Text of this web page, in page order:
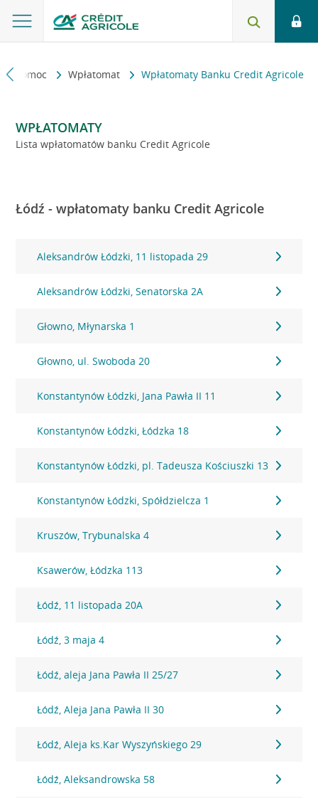
i pomoc Wpłatomat Wpłatomaty Banku Credit Agricole
WPŁATOMATY
Lista wpłatomatów banku Credit Agricole
Łódź - wpłatomaty banku Credit Agricole
Aleksandrów Łódzki, 11 listopada 29
Aleksandrów Łódzki, Senatorska 2A
Głowno, Młynarska 1
Głowno, ul. Swoboda 20
Konstantynów Łódzki, Jana Pawła II 11
Konstantynów Łódzki, Łódzka 18
Konstantynów Łódzki, pl. Tadeusza Kościuszki 13
Konstantynów Łódzki, Spółdzielcza 1
Kruszów, Trybunalska 4
Ksawerów, Łódzka 113
Łódź, 11 listopada 20A
Łódź, 3 maja 4
Łódź, aleja Jana Pawła II 25/27
Łódź, Aleja Jana Pawła II 30
Łódź, Aleja ks.Kar Wyszyńskiego 29
Łódź, Aleksandrowska 58